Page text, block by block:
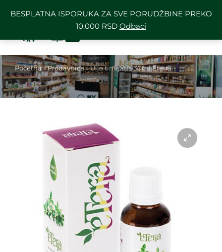
BESPLATNA ISPORUKA ZA SVE PORUDŽBINE PREKO
10,000 RSD Odbaci
Početna»Prodavnica»Ulje timijana 30ml Eterra